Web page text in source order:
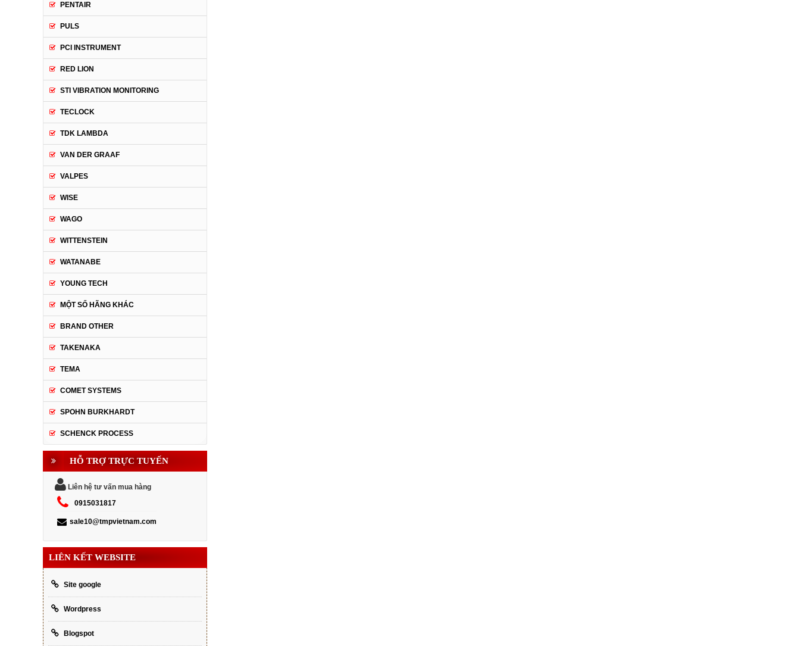
PENTAIR
PULS
PCI INSTRUMENT
RED LION
STI VIBRATION MONITORING
TECLOCK
TDK LAMBDA
VAN DER GRAAF
VALPES
WISE
WAGO
WITTENSTEIN
WATANABE
YOUNG TECH
MỘT SỐ HÃNG KHÁC
BRAND OTHER
TAKENAKA
TEMA
COMET SYSTEMS
SPOHN BURKHARDT
SCHENCK PROCESS
HỖ TRỢ TRỰC TUYẾN
Liên hệ tư vấn mua hàng
0915031817
sale10@tmpvietnam.com
LIÊN KẾT WEBSITE
Site google
Wordpress
Blogspot